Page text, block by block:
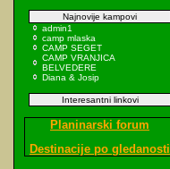
Najnovije kampovi
admin1
camp mlaska
CAMP SEGET
CAMP VRANJICA
BELVEDERE
Diana & Josip
Interesantni linkovi
Planinarski forum
Destinacije po gledanosti